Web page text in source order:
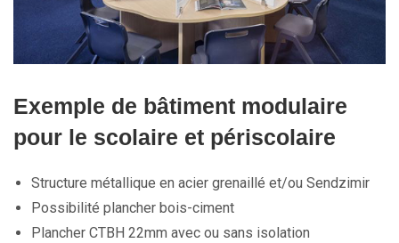
Exemple de bâtiment modulaire
pour le scolaire et périscolaire
Structure métallique en acier grenaillé et/ou Sendzimir
Possibilité plancher bois-ciment
Plancher CTBH 22mm avec ou sans isolation